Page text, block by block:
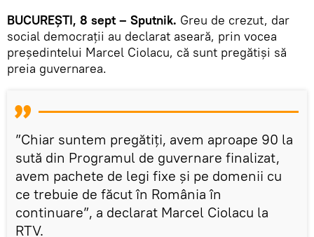
BUCUREȘTI, 8 sept – Sputnik. Greu de crezut, dar
social democrații au declarat aseară, prin vocea
președintelui Marcel Ciolacu, că sunt pregătiși să
preia guvernarea.
”Chiar suntem pregătiţi, avem aproape 90 la
sută din Programul de guvernare finalizat,
avem pachete de legi fixe şi pe domenii cu
ce trebuie de făcut în România în
continuare”, a declarat Marcel Ciolacu la
RTV.